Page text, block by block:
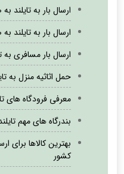
ارسال بار به تایلند
ارسال بار به تایلند
ارسال بار مسافری به
حمل اثاثیه منزل به
معرفی فرودگاه های
بندرگاه های مهم
بهترین کالاها برای
کشور